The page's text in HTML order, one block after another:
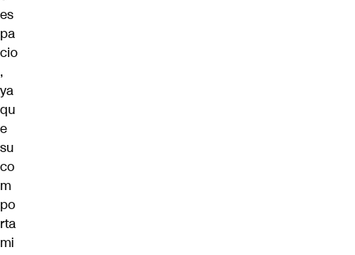
es
pa
cio
,
ya
qu
e
su
co
m
po
rta
mi